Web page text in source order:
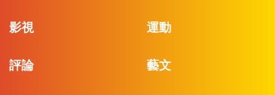
影視 運動
評論 藝文